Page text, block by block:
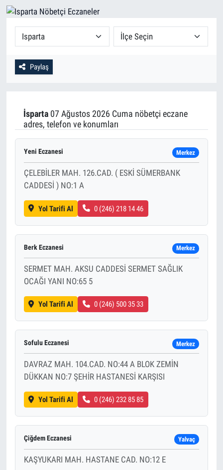
Paylaş
İsparta07 Ağustos 2026 Cuma nöbetçi eczane
adres, telefon ve konumları
Yeni Eczanesi Merkez
ÇELEBİLER MAH. 126.CAD. ( ESKİ SÜMERBANK
CADDESİ ) NO:1 A
Yol Tarifi Al 0 (246) 218 14 46
Berk Eczanesi Merkez
SERMET MAH. AKSU CADDESİ SERMET SAĞLIK
OCAĞI YANI NO:65 5
Yol Tarifi Al 0 (246) 500 35 33
Sofulu Eczanesi Merkez
DAVRAZ MAH. 104.CAD. NO:44 A BLOK ZEMİN
DÜKKAN NO:7 ŞEHİR HASTANESİ KARŞISI
Yol Tarifi Al 0 (246) 232 85 85
Çiğdem Eczanesi Yalvaç
KAŞYUKARI MAH. HASTANE CAD. NO:12 E